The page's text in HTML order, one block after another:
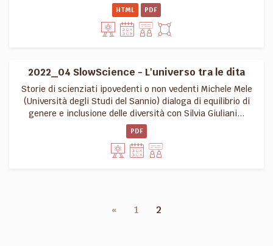
HTML PDF
2022_04 SlowScience - L'universo tra le dita
Storie di scienziati ipovedenti o non vedenti Michele Mele
(Università degli Studi del Sannio) dialoga di equilibrio di
genere e inclusione delle diversità con Silvia Giuliani...
PDF
« 1 2